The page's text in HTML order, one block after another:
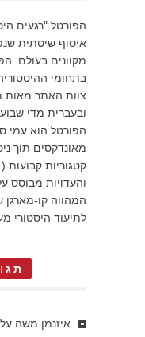
הפורטל "רגעים
איסוף שיטתית
מקוונים בעולם.
בתחומי
צוות האתר מאות
ובעברית מדי
הפורטל הוא עמי
מאונדקסים תוך
קטגוריות קבועות
והעדויות מבוסס
המהווה קו-מארגן
לתיעוד היסטורי
איזנמן משה על